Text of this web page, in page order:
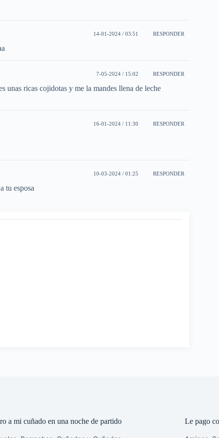
14-01-2024 / 03:51 RESPONDER
7-05-2024 / 15:02 RESPONDER
unas ricas cojidotas y me la mandes llena de leche
16-01-2024 / 11:30 RESPONDER
10-03-2024 / 01:25 RESPONDER
tu esposa
a mi cuñado en una noche de partido Le pago